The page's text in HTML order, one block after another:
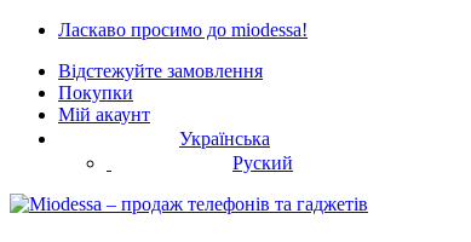
Skip
navigation
Skip
content
Ласкаво просимо до miodessa!
Відстежуйте замовлення
Покупки
Мій акаунт
Українська
Руский